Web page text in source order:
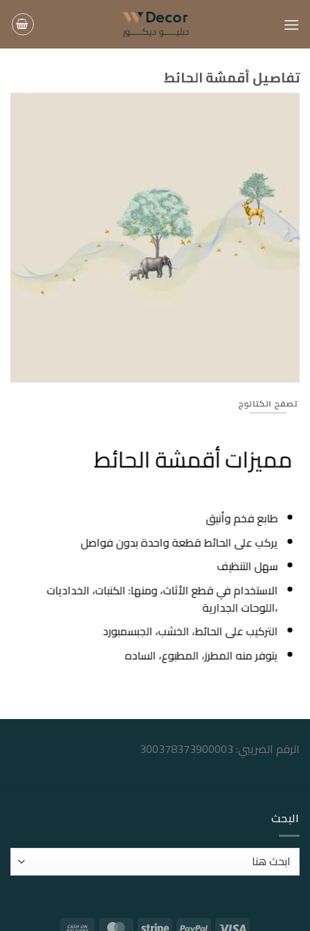
للمحتوى
تفاصيل أقمشة الحائط
تصفح الكتالوج
مميزات أقمشة الحائط
طابع فخم وأنيق
يركب على الحائط قطعة واحدة بدون فواصل
سهل التنظيف
الاستخدام في قطع الأثاث، ومنها: الكنبات، الخداديات
،اللوحات الجدارية
التركيب على الحائط، الخشب، الجبسمبورد
يتوفر منه المطرز، المطبوع، الساده
الرقم الضريبي: 300378373900003
البحث